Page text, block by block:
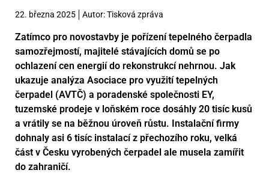
22. března 2025 Autor:Tisková zpráva
Zatímco pro novostavby je pořízení tepelného čerpadla
samozřejmostí, majitelé stávajících domů se po
ochlazení cen energií do rekonstrukcí nehrnou. Jak
ukazuje analýza Asociace pro využití tepelných
čerpadel (AVTČ) a poradenské společnosti EY,
tuzemské prodeje v loňském roce dosáhly 20 tisíc kusů
a vrátily se na běžnou úroveň růstu. Instalační firmy
dohnaly asi 6 tisíc instalací z přechozího roku, velká
část v Česku vyrobených čerpadel ale musela zamířit
do zahraničí.